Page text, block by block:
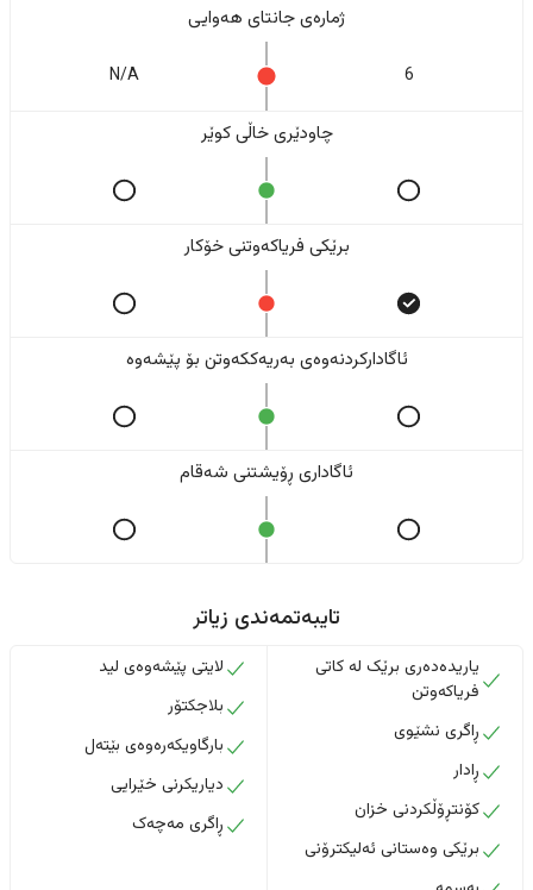
ژمارەی جانتای هەوایی
6
N/A
چاودێری خاڵی کوێر
برێکی فریاکەوتنی خۆکار
ئاگادارکردنەوەی بەریەککەوتن بۆ پێشەوە
ئاگاداری ڕۆیشتنی شەقام
تایبەتمەندی زیاتر
یاریدەدەری برێک لە کاتی
فریاکەوتن
ڕاگری نشێوی
ڕادار
کۆنتڕۆڵکردنی خزان
برێکی وەستانی ئەلیکترۆنی
لایتی پێشەوەی لید
بلاجکتۆر
بارگاویکەرەوەی بێتەل
دیاریکرنی خێرایی
ڕاگری مەچەک